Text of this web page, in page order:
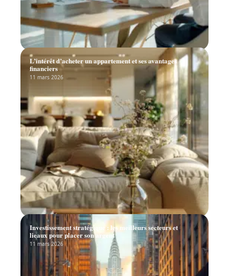
L’intérêt d’acheter un appartement et ses avantages
financiers
11 mars 2026
Investissement stratégique : les meilleurs secteurs et
lieaux pour placer son argent
11 mars 2026